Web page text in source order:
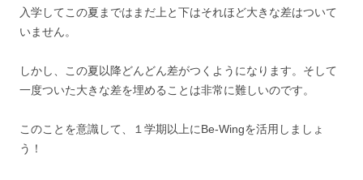
入学してこの夏まではまだ上と下はそれほど大きな差はついて
いません。
しかし、この夏以降どんどん差がつくようになります。そして
一度ついた大きな差を埋めることは非常に難しいのです。
このことを意識して、１学期以上にBe-Wingを活用しましょ
う！